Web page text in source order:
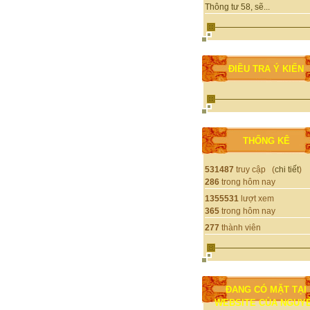
Thông tư 58, sẽ...
ĐIỀU TRA Ý KIẾN
THỐNG KÊ
531487 truy cập (chi tiết)
286 trong hôm nay
1355531 lượt xem
365 trong hôm nay
277 thành viên
ĐANG CÓ MẶT TẠI
WEBSITE CỦA